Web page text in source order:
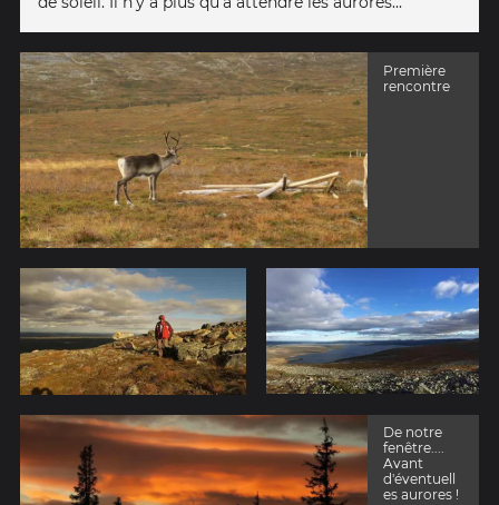
Première
rencontre
De notre
fenêtre....
Avant
d'éventuell
es aurores !